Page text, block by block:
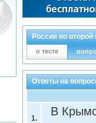
Россия во второй
о тесте
Ответы на
1.
В